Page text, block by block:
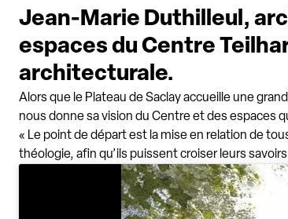
Jean-Marie Duthilleul,
espaces du Centre
architecturale.
Alors que le Plateau de Saclay accueille une
nous donne sa vision du Centre et des espaces
« Le point de départ est la mise en relation de
théologie, afin qu’ils puissent croiser leurs